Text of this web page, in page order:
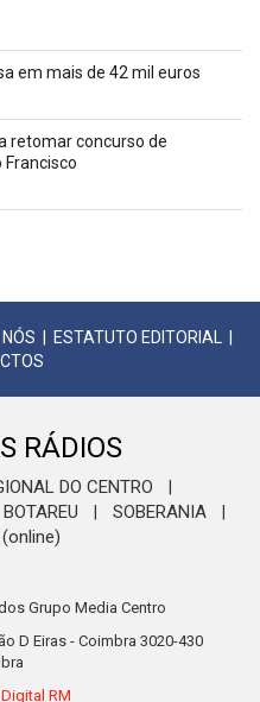
em mais de 42 mil euros
retomar concurso de
ESTATUTO EDITORIAL
RÁDIOS
DO CENTRO
BOTAREU SOBERANIA
(online)
Grupo Media Centro
D Eiras - Coimbra 3020-430
Digital RM